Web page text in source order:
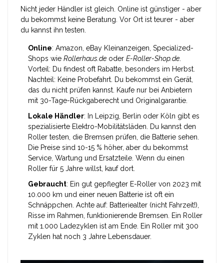
Nicht jeder Händler ist gleich. Online ist günstiger - aber
du bekommst keine Beratung. Vor Ort ist teurer - aber
du kannst ihn testen.
Online: Amazon, eBay Kleinanzeigen, Specialized-
Shops wie Rollerhaus.de oder E-Roller-Shop.de
Vorteil: Du findest oft Rabatte, besonders im Herbst.
Nachteil: Keine Probefahrt. Du bekommst ein Gerät,
das du nicht prüfen kannst. Kaufe nur bei Anbietern
mit 30-Tage-Rückgaberecht und Originalgarantie.
Lokale Händler: In Leipzig, Berlin oder Köln gibt es
spezialisierte Elektro-Mobilitätsläden. Du kannst den
Roller testen, die Bremsen prüfen, die Batterie sehen.
Die Preise sind 10-15 % höher, aber du bekommst
Service, Wartung und Ersatzteile. Wenn du einen
Roller für 5 Jahre willst, kauf dort.
Gebraucht: Ein gut gepflegter E-Roller von 2023 mit
10.000 km und einer neuen Batterie ist oft ein
Schnäppchen. Achte auf: Batteriealter (nicht Fahrzeit!),
Risse im Rahmen, funktionierende Bremsen. Ein Roller
mit 1.000 Ladezyklen ist am Ende. Ein Roller mit 300
Zyklen hat noch 3 Jahre Lebensdauer.